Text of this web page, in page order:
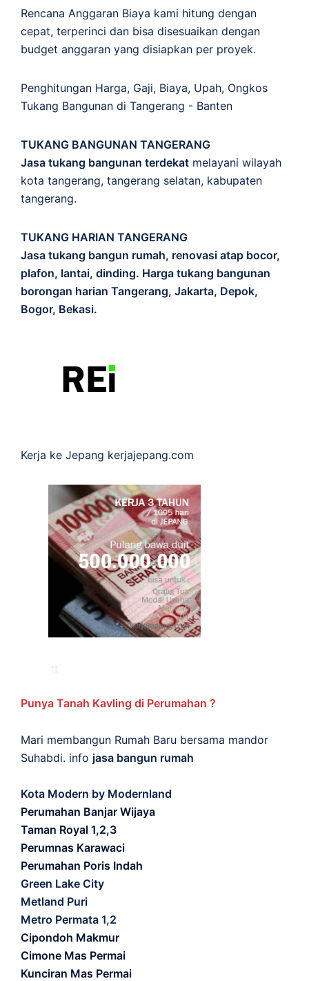
Rencana Anggaran Biaya kami hitung dengan
cepat, terperinci dan bisa disesuaikan dengan
budget anggaran yang disiapkan per proyek.
Penghitungan Harga, Gaji, Biaya, Upah, Ongkos
Tukang Bangunan di Tangerang - Banten
TUKANG BANGUNAN TANGERANG
Jasa tukang bangunan terdekat melayani wilayah
kota tangerang, tangerang selatan, kabupaten
tangerang.
TUKANG HARIAN TANGERANG
Jasa tukang bangun rumah, renovasi atap bocor,
plafon, lantai, dinding. Harga tukang bangunan
borongan harian Tangerang, Jakarta, Depok,
Bogor, Bekasi.
Kerja ke Jepang kerjajepang.com
Punya Tanah Kavling di Perumahan ?
Mari membangun Rumah Baru bersama mandor
Suhabdi. info jasa bangun rumah
Kota Modern by Modernland
Perumahan Banjar Wijaya
Taman Royal 1,2,3
Perumnas Karawaci
Perumahan Poris Indah
Green Lake City
Metland Puri
Metro Permata 1,2
Cipondoh Makmur
Cimone Mas Permai
Kunciran Mas Permai